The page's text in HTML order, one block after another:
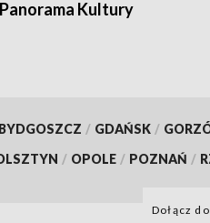
Panorama Kultury
BYDGOSZCZ / GDAŃSK /
/ OPOLE / POZNAŃ /
Dołącz